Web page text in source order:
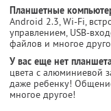
Планшетные
Android 2.3, Wi-Fi,
управлением, USB-
файлов и многое
У вас еще нет
цвета с алюминиевой
даже ребенку!
многое другое!